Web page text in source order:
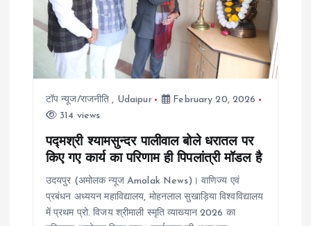
a
टॉप न्यूज/राजनीति , Udaipur
February 20, 2026
314 views
पद्मश्री श्यामसुन्दर पालीवाल बोले धरातल पर
किए गए कार्य का परिणाम ही पिपलांत्री मॉडल है
उदयपुर (अमोलक न्यूज Amolak News)। वाणिज्य एवं
प्रबंधन अध्ययन महाविद्यालय, मोहनलाल सुखाड़िया विश्वविद्यालय
में प्रथम प्रो. विजय श्रीमाली स्मृति व्याख्यान 2026 का